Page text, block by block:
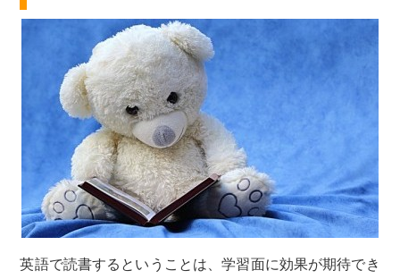
英語で読書するということは、学習面に効果が期待でき